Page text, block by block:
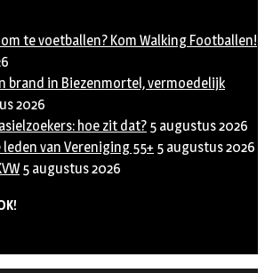
te voetballen? Kom Walking Footballen!
brand in Biezenmortel, vermoedelijk
2026
hoe zit dat? 5 augustus 2026
van Vereniging 55+ 5 augustus 2026
5 augustus 2026